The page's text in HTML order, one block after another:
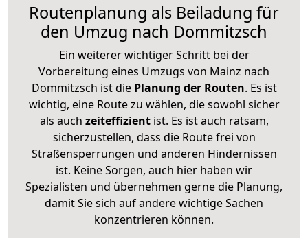
Routenplanung als Beiladung für
den Umzug nach Dommitzsch
Ein weiterer wichtiger Schritt bei der
Vorbereitung eines Umzugs von Mainz nach
Dommitzsch ist diePlanung der Routen. Es ist
wichtig, eine Route zu wählen, die sowohl sicher
als auch zeiteffizientist. Es ist auch ratsam,
sicherzustellen, dass die Route frei von
Straßensperrungen und anderen Hindernissen
ist. Keine Sorgen, auch hier haben wir
Spezialisten und übernehmen gerne die Planung,
damit Sie sich auf andere wichtige Sachen
konzentrieren können.